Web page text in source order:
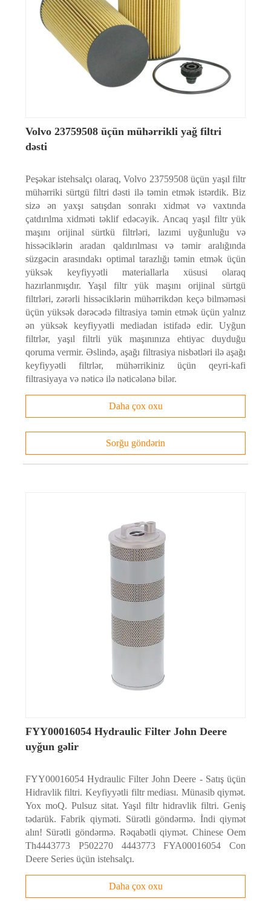
Volvo 23759508 üçün mühərrikli yağ filtri
dəsti
Peşəkar istehsalçı olaraq, Volvo 23759508 üçün yaşıl filtr
mühərriki sürtgü filtri dəsti ilə təmin etmək istərdik. Biz
sizə ən yaxşı satışdan sonrakı xidmət və vaxtında
çatdırılma xidməti təklif edəcəyik. Ancaq yaşıl filtr yük
maşını orijinal sürtkü filtrləri, lazımi uyğunluğu və
hissəciklərin aradan qaldırılması və təmir aralığında
süzgəcin arasındakı optimal tarazlığı təmin etmək üçün
yüksək keyfiyyətli materiallarla xüsusi olaraq
hazırlanmışdır. Yaşıl filtr yük maşını orijinal sürtgü
filtrləri, zərərli hissəciklərin mühərrikdən keçə bilməməsi
üçün yüksək dərəcədə filtrasiya təmin etmək üçün yalnız
ən yüksək keyfiyyətli mediadan istifadə edir. Uyğun
filtrlər, yaşıl filtrli yük maşınınıza ehtiyac duyduğu
qoruma vermir. Əslində, aşağı filtrasiya nisbətləri ilə aşağı
keyfiyyətli filtrlər, mühərrikiniz üçün qeyri-kafi
filtrasiyaya və nəticə ilə nəticələnə bilər.
Daha çox oxu
Sorğu göndərin
FYY00016054 Hydraulic Filter John Deere
uyğun gəlir
FYY00016054 Hydraulic Filter John Deere - Satış üçün
Hidravlik filtri. Keyfiyyətli filtr mediası. Münasib qiymət.
Yox moQ. Pulsuz sitat. Yaşıl filtr hidravlik filtri. Geniş
tədarük. Fabrik qiyməti. Sürətli göndərmə. İndi qiymət
alın! Sürətli göndərmə. Rəqabətli qiymət. Chinese Oem
Th4443773 P502270 4443773 FYA00016054 Con
Deere Series üçün istehsalçı.
Daha çox oxu